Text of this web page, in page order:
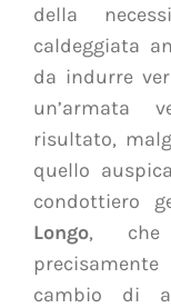
della
caldeggiata
da indurre
un’armata
risultato,
quello
condottiero
Longo, che
cambio di